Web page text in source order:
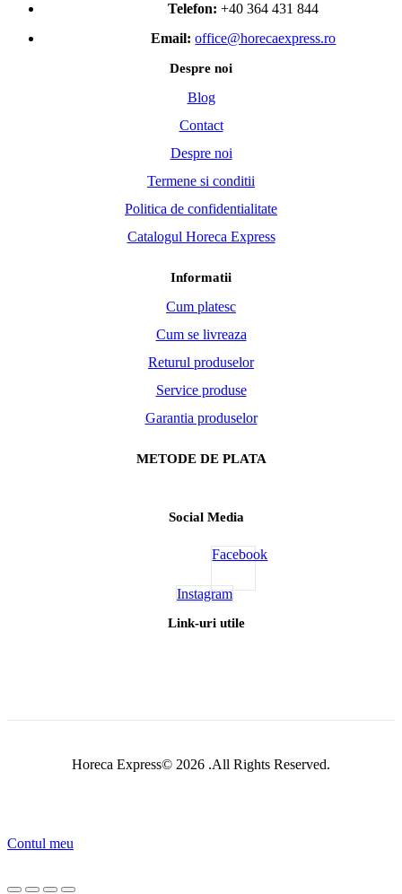
Telefon: +40 364 431 844
Email: office@horecaexpress.ro
Despre noi
Blog
Contact
Despre noi
Termene si conditii
Politica de confidentialitate
Catalogul Horeca Express
Informatii
Cum platesc
Cum se livreaza
Returul produselor
Service produse
Garantia produselor
METODE DE PLATA
Social Media
Facebook
Instagram
Link-uri utile
Horeca Express© 2026 .All Rights Reserved.
Contul meu